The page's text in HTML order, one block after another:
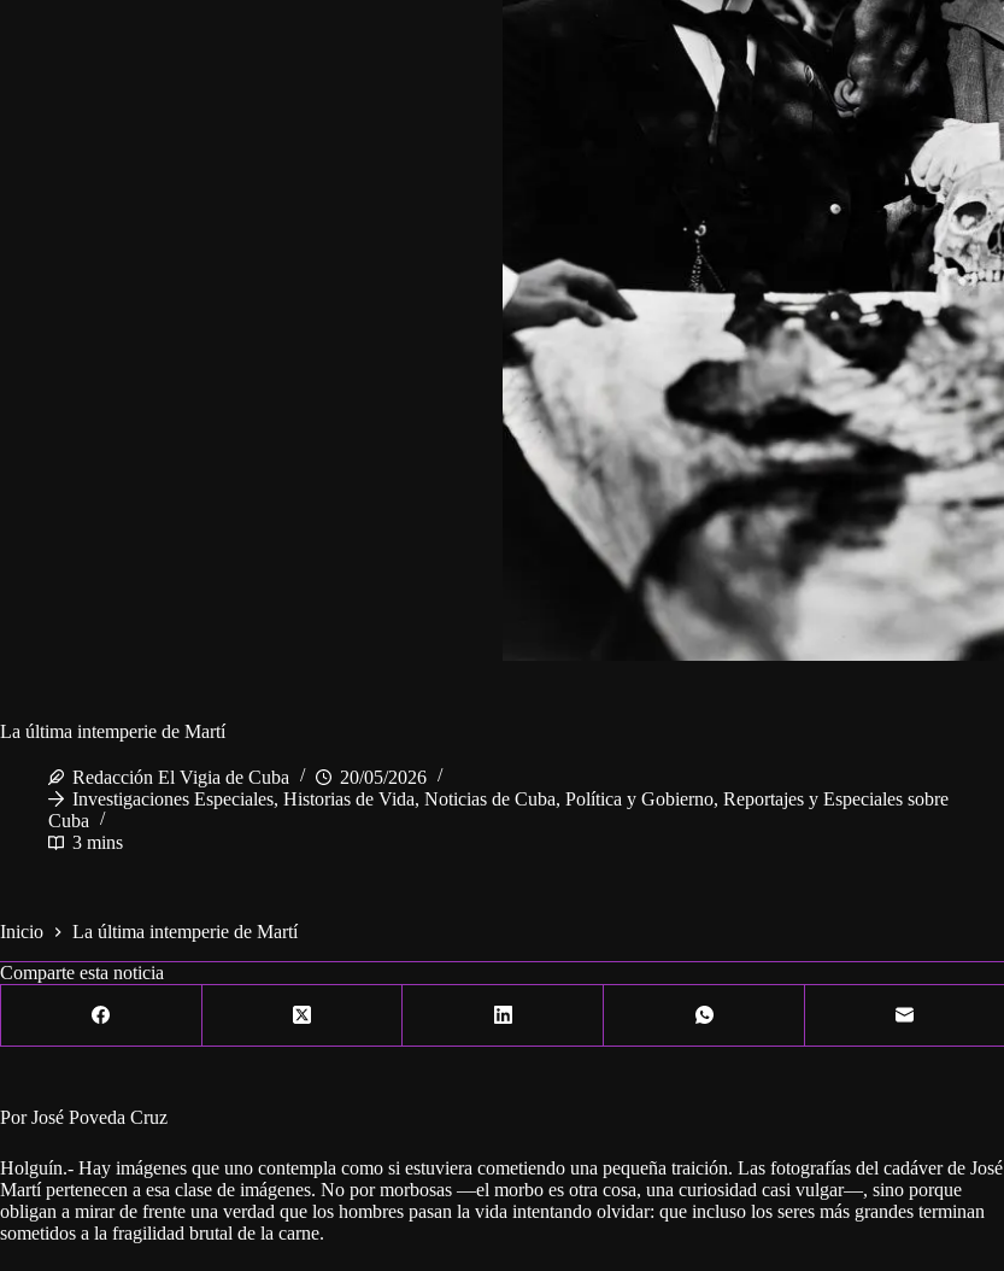
La última intemperie de Martí
Redacción El Vigia de Cuba
20/05/2026
Investigaciones Especiales, Historias de Vida, Noticias de Cuba, Política y Gobierno, Reportajes y Especiales sobre
Cuba
3 mins
Inicio
La última intemperie de Martí
Comparte esta noticia
Por José Poveda Cruz
Holguín.- Hay imágenes que uno contempla como si estuviera cometiendo una pequeña traición. Las fotografías del cadáver de José
Martí pertenecen a esa clase de imágenes. No por morbosas —el morbo es otra cosa, una curiosidad casi vulgar—, sino porque
obligan a mirar de frente una verdad que los hombres pasan la vida intentando olvidar: que incluso los seres más grandes terminan
sometidos a la fragilidad brutal de la carne.